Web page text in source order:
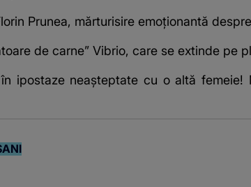
Prunea, mărturisire emoționantă
de carne” Vibrio, care se extinde pe
ipostaze neașteptate cu o altă